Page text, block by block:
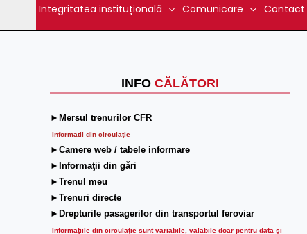
Integritatea instituțională Comunicare Contact
INFO CĂLĂTORI
►Mersul trenurilor CFR
Informatii din circulaţie
►Camere web / tabele informare
►Informaţii din gări
►Trenul meu
►Trenuri directe
►Drepturile pasagerilor din transportul feroviar
Informaţiile din circulaţie sunt variabile, valabile doar pentru data şi